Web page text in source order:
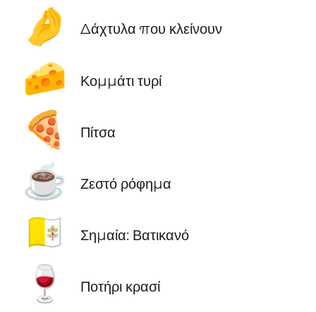
🤌 Δάχτυλα που κλείνουν
🧀 Κομμάτι τυρί
🍕 Πίτσα
☕ Ζεστό ρόφημα
🇻🇦 Σημαία: Βατικανό
🍷 Ποτήρι κρασί